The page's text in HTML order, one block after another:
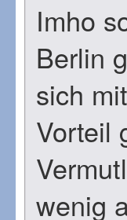
Imho
Berlin
sich
Vorteil
wenig